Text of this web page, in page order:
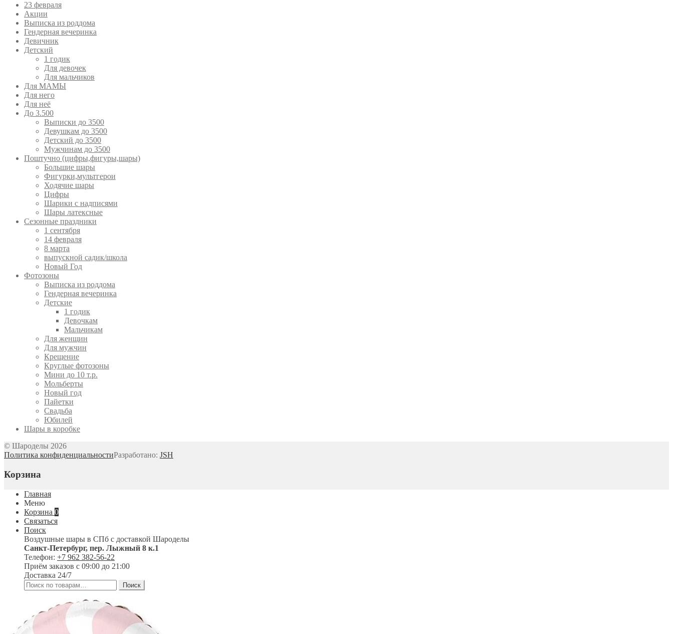
23 февраля
Акции
Выписка из роддома
Гендерная вечеринка
Девичник
Детский
1 годик
Для девочек
Для мальчиков
Для МАМЫ
Для него
Для неё
До 3.500
Выписки до 3500
Девушкам до 3500
Детский до 3500
Мужчинам до 3500
Поштучно (цифры,фигуры,шары)
Большие шары
Фигурки,мультгерои
Ходячие шары
Цифры
Шарики с надписями
Шары латексные
Сезонные праздники
1 сентября
14 февраля
8 марта
выпускной садик/школа
Новый Год
Фотозоны
Выписка из роддома
Гендерная вечеринка
Детские
1 годик
Девочкам
Мальчикам
Для женщин
Для мужчин
Крещение
Круглые фотозоны
Мини до 10 т.р.
Мольберты
Новый год
Пайетки
Свадьба
Юбилей
Шары в коробке
© Шароделы 2026
Политика конфиденциальностиРазработано: JSH
Корзина
Главная
Меню
Корзина 0
Связаться
Поиск
Воздушные шары в СПб с доставкой Шароделы
Санкт-Петербург, пер. Лыжный 8 к.1
Телефон: +7 962 382-56-22
Приём заказов с 09:00 до 21:00
Доставка 24/7
Искать:
Поиск